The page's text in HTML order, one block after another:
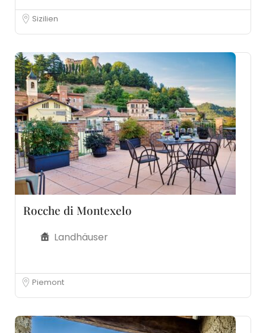
Sizilien
Rocche di Montexelo
Landhäuser
Piemont